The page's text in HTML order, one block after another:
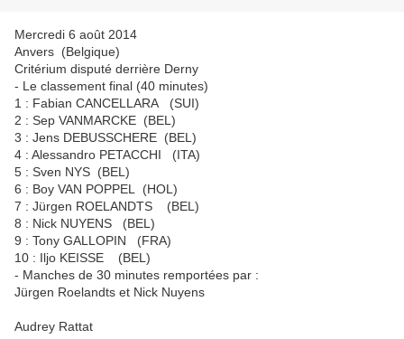
Mercredi 6 août 2014
Anvers (Belgique)
Critérium disputé derrière Derny
- Le classement final (40 minutes)
1 : Fabian CANCELLARA (SUI)
2 : Sep VANMARCKE (BEL)
3 : Jens DEBUSSCHERE (BEL)
4 : Alessandro PETACCHI (ITA)
5 : Sven NYS (BEL)
6 : Boy VAN POPPEL (HOL)
7 : Jürgen ROELANDTS (BEL)
8 : Nick NUYENS (BEL)
9 : Tony GALLOPIN (FRA)
10 : Iljo KEISSE (BEL)
- Manches de 30 minutes remportées par :
Jürgen Roelandts et Nick Nuyens
Audrey Rattat